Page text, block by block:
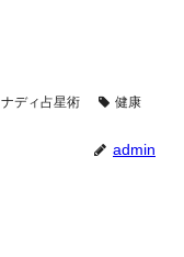
ナディ占星術 健康
admin